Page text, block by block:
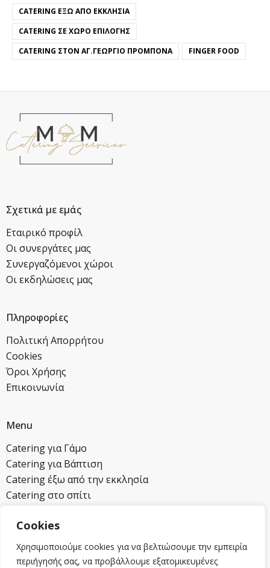
Cookies
Χρησιμοποιούμε cookies για να βελτιώσουμε την εμπειρία
περιήγησής σας, να προβάλλουμε εξατομικευμένες
CATERING ΈΞΩ ΑΠΌ ΕΚΚΛΗΣΊΑ
CATERING ΣΕ ΧΏΡΟ ΕΠΙΛΟΓΉΣ
CATERING ΣΤΟΝ ΑΓ.ΓΕΏΡΓΙΟ ΠΡΟΜΠΟΝΆ
FINGER FOOD
Σχετικά με εμάς
Εταιρικό προφίλ
Οι συνεργάτες μας
Συνεργαζόμενοι χώροι
Οι εκδηλώσεις μας
Πληροφορίες
Πολιτική Απορρήτου
Cookies
Όροι Χρήσης
Επικοινωνία
Menu
Catering για Γάμο
Catering για Βάπτιση
Catering έξω από την εκκλησία
Catering στο σπίτι
Επικοινωνία
2104620821